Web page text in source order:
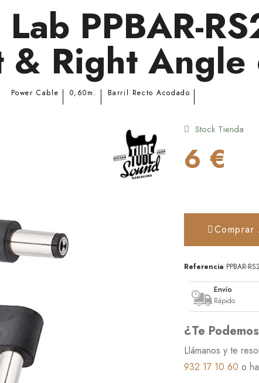
PPBAR-
& Right Angle
Power Cable 0,60m. Barril Recto Acodado
Stock Tienda
6 €
Comprar
Referencia PPBAR-
Envío
Rápido
¿Te
Llámanos y te
932 17 10 60 o